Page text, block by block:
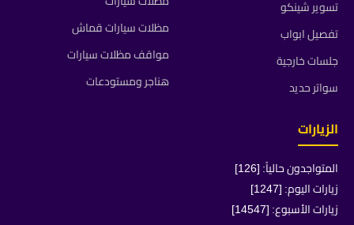
تسوير شينكو
تفصيل ابواب
جلسات خارجية
سواتر حديد
مظلات سيارات قماش
مواقف مظلات سيارات
هناجر ومستودعات
الزيارات
المتواجدون حالياً: [126]
زيارات اليوم: [1247]
زيارات الأسبوع: [14547]